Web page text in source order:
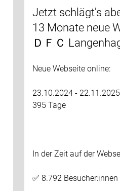
Jetzt schlägt's
13 Monate neue
ＤＦＣ
Neue Webseite online:
23.10.2024 -
395 Tage
In der Zeit auf der
✅ 8.792